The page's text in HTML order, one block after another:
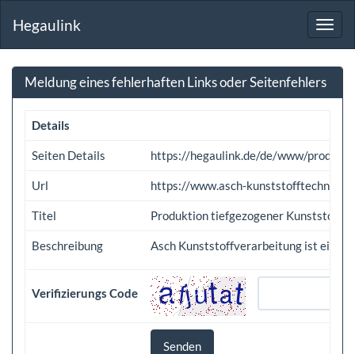
Hegaulink
Meldung eines fehlerhaften Links oder Seitenfehlers
Details
Seiten Details https://hegaulink.de/de/www/
Url https://www.asch-kunststofftechnik.de
Titel Produktion tiefgezogener
Beschreibung Asch Kunststoffverarbeitung ist ein
Verifizierungs Code